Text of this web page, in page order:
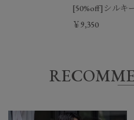
[50%off]シルキ
￥9,350